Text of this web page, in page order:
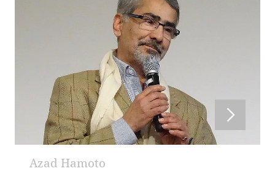
Azad Hamoto